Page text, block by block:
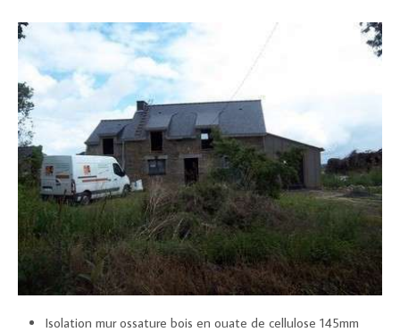
Isolation mur ossature bois en ouate de cellulose 145mm